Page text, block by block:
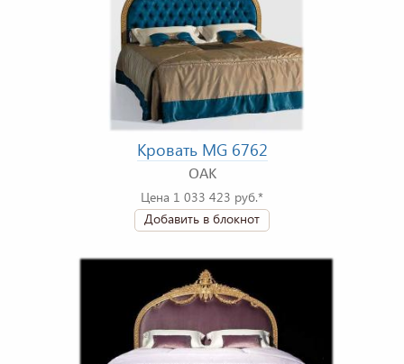
Кровать MG 6762
OAK
Цена 1 033 423 руб.*
Добавить в блокнот